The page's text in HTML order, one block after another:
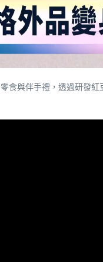
食與伴手禮，透過研發